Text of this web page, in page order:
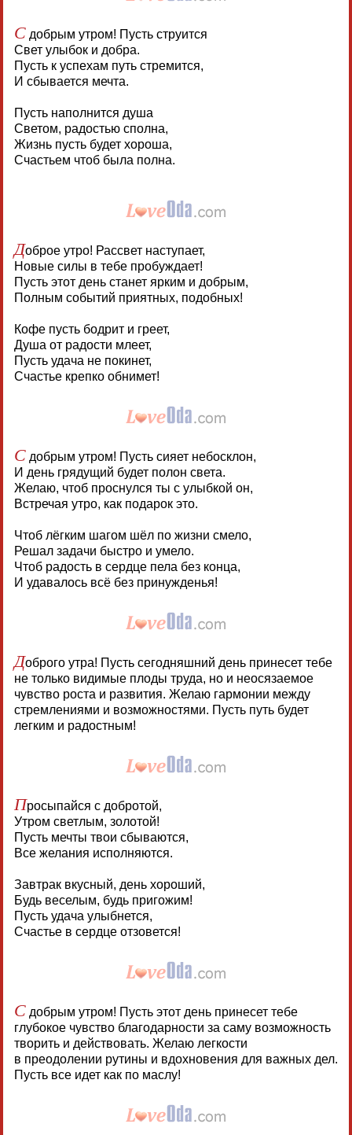
Сдобрым утром! Пусть струится
Свет улыбок и добра.
Пусть к успехам путь стремится,
И сбывается мечта.
Пусть наполнится душа
Светом, радостью сполна,
Жизнь пусть будет хороша,
Счастьем чтоб была полна.
Доброе утро! Рассвет наступает,
Новые силы в тебе пробуждает!
Пусть этот день станет ярким и добрым,
Полным событий приятных, подобных!
Кофе пусть бодрит и греет,
Душа от радости млеет,
Пусть удача не покинет,
Счастье крепко обнимет!
Сдобрым утром! Пусть сияет небосклон,
И день грядущий будет полон света.
Желаю, чтоб проснулся ты с улыбкой он,
Встречая утро, как подарок это.
Чтоб лёгким шагом шёл по жизни смело,
Решал задачи быстро и умело.
Чтоб радость в сердце пела без конца,
И удавалось всё без принужденья!
Доброго утра! Пусть сегодняшний день принесет тебе
не только видимые плоды труда, но и неосязаемое
чувство роста и развития. Желаю гармонии между
стремлениями и возможностями. Пусть путь будет
легким и радостным!
Просыпайся с добротой,
Утром светлым, золотой!
Пусть мечты твои сбываются,
Все желания исполняются.
Завтрак вкусный, день хороший,
Будь веселым, будь пригожим!
Пусть удача улыбнется,
Счастье в сердце отзовется!
Сдобрым утром! Пусть этот день принесет тебе
глубокое чувство благодарности за саму возможность
творить и действовать. Желаю легкости
в преодолении рутины и вдохновения для важных дел.
Пусть все идет как по маслу!